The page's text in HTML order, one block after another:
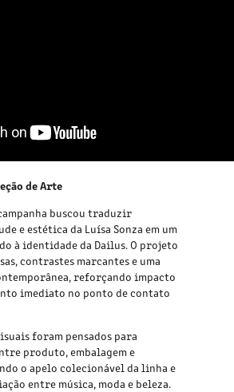
de Arte
buscou traduzir
e estética da Luísa Sonza em um
à identidade da Dailus. O projeto
contrastes marcantes e uma
reforçando impacto
imediato no ponto de contato
foram pensados para
produto, embalagem e
o apelo colecionável da linha e
entre música, moda e beleza.